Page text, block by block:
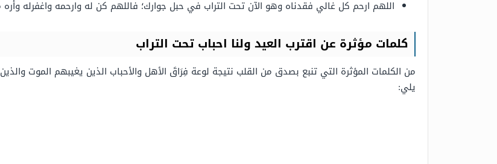
اللهم ارحم كل غالي فقدناه وهو الآن تحت التراب في حبل جوارك؛ فاللهم كن له وارحمه واغفرله
كلمات مؤثرة عن اقترب العيد ولنا احباب تحت التراب
من الكلمات المؤثرة التي تنبع بصدق من القلب نتيجة لوعة فِرَاقَ الأهل والأحباب الذين يغيبهم الموت
يلي: